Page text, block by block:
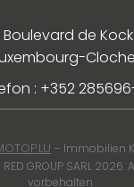
Boulevard de
: +352
– Immobilien
GROUP SARL 2026.
vorbehalten